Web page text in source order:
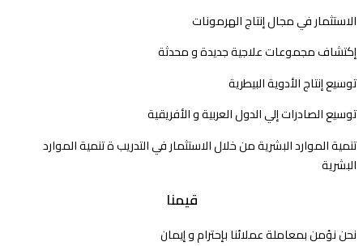
الاستثمار في مجال إنتاج الهرمونات
إكتشاف مجموعات علاجية جديدة و محدثة
توسيع إنتاج الأدوية البيطرية
توسيع الصادرات إلي الدول العربية و الأفريقية
تنمية الموارد البشرية من خلال الاستثمار في التدريب ة تنمية الموارد
البشرية
قيمنا
نحن نؤمن بمعاملة عملائنا بإحترام و إيمان